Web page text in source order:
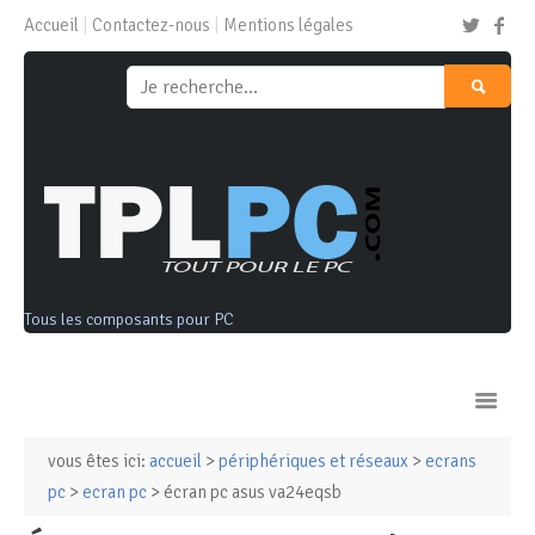
Accueil Contactez-nous Mentions légales
Tous les composants pour PC
Ordinateurs & Tablettes
vous êtes ici: accueil > périphériques et réseaux > ecrans
pc > ecran pc > écran pc asus va24eqsb